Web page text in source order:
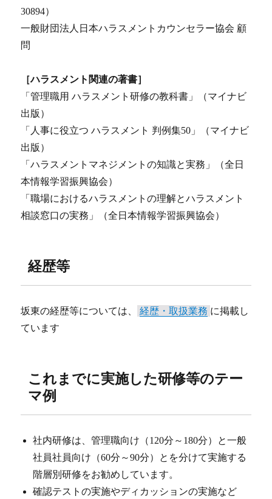
30894）
一般財団法人日本ハラスメントカウンセラー協会 顧
問
［ハラスメント関連の著書］
「管理職用 ハラスメント研修の教科書」（マイナビ
出版）
「人事に役立つ ハラスメント 判例集50」（マイナビ
出版）
「ハラスメントマネジメントの知識と実務」（全日
本情報学習振興協会）
「職場におけるハラスメントの理解とハラスメント
相談窓口の実務」（全日本情報学習振興協会）
経歴等
坂東の経歴等については、 経歴・取扱業務 に掲載し
ています
これまでに実施した研修等のテー
マ例
社内研修は、管理職向け（120分～180分）と一般
社員社員向け（60分～90分）とを分けて実施する
階層別研修をお勧めしています。
確認テストの実施やディカッションの実施など